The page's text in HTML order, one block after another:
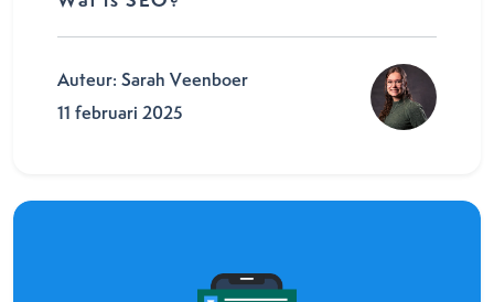
Auteur: Sarah Veenboer
11 februari 2025